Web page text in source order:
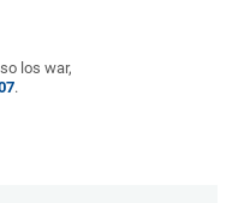
los war,
.